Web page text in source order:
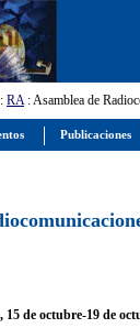
: RA: Asamblea de
15 de octubre-19 de
Publicaciones